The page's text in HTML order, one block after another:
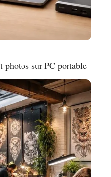
photos sur PC portable